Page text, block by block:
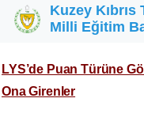
Ana içeriğe atla
Kuzey
Milli Eğitim
LYS’de Puan Türüne
Ona Girenler